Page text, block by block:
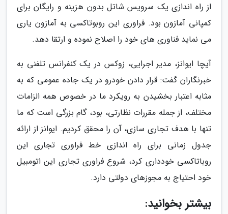
از راه اندازی یک سرویس شاتل بدون هزینه و رایگان برای
کمپانی آمازون بود. فراوری این روبوتاکسی به آمازون یاری
می نماید فناوری های خود را اصلاح نموده و ارتقا دهد.
آیچا ایوانز، مدیر اجرایی، زوکس در یک کنفرانس تلفنی به
خبرنگاران گفت: قرار دادن خودرو در یک جاده عمومی که به
مثابه اعتبار بخشیدن به رویکرد ما در خصوص همه الزامات
مختلف، از جمله مقررات نظارتی، بود، گام بزرگی است که ما
تنها با هدف تجاری سازی، آن را محقق کردیم. ایوانز از ارائه
جدول زمانی برای راه اندازی خط فراوری تجاری این
روباتاکسی خودداری کرد، شروع فراوری تجاری این اتومبیل
خود احتیاج به مجوزهای دولتی دارد.
بیشتر بخوانید: